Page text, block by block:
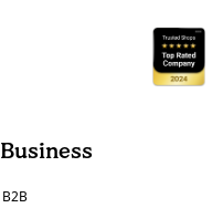
Business
B2B